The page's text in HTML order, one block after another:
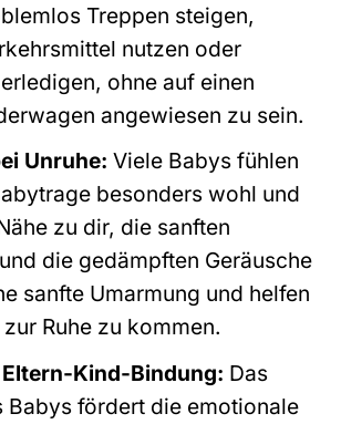
Treppen steigen,
nutzen oder
ohne auf einen
angewiesen zu sein.
Unruhe: Viele Babys fühlen
besonders wohl und
zu dir, die sanften
die gedämpften Geräusche
sanfte Umarmung und helfen
Ruhe zu kommen.
Kind-Bindung: Das
Babys fördert die emotionale